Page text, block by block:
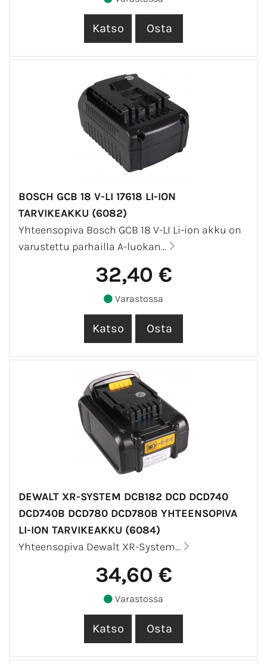
BOSCH GCB 18 V-LI 17618 LI-ION
TARVIKEAKKU (6082)
Yhteensopiva Bosch GCB 18 V-LI Li-ion akku on
varustettu parhailla A-luokan...
32,40 €
Varastossa
DEWALT XR-SYSTEM DCB182 DCD DCD740
DCD740B DCD780 DCD780B YHTEENSOPIVA
LI-ION TARVIKEAKKU (6084)
Yhteensopiva Dewalt XR-System...
34,60 €
Varastossa